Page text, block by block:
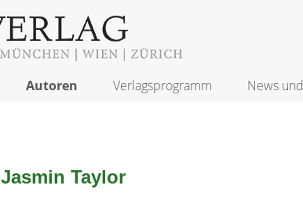
Autoren Verlagsprogramm News
Jasmin Taylor